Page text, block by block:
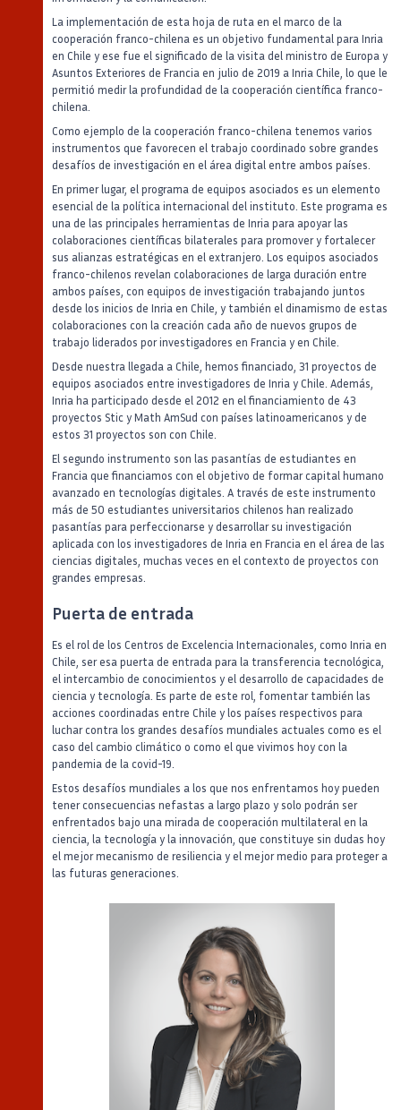
La implementación de esta hoja de ruta en el marco de la
cooperación franco-chilena es un objetivo fundamental para Inria
en Chile y ese fue el significado de la visita del ministro de Europa y
Asuntos Exteriores de Francia en julio de 2019 a Inria Chile, lo que le
permitió medir la profundidad de la cooperación científica franco-
chilena.
Como ejemplo de la cooperación franco-chilena tenemos varios
instrumentos que favorecen el trabajo coordinado sobre grandes
desafíos de investigación en el área digital entre ambos países.
En primer lugar, el programa de equipos asociados es un elemento
esencial de la política internacional del instituto. Este programa es
una de las principales herramientas de Inria para apoyar las
colaboraciones científicas bilaterales para promover y fortalecer
sus alianzas estratégicas en el extranjero. Los equipos asociados
franco-chilenos revelan colaboraciones de larga duración entre
ambos países, con equipos de investigación trabajando juntos
desde los inicios de Inria en Chile, y también el dinamismo de estas
colaboraciones con la creación cada año de nuevos grupos de
trabajo liderados por investigadores en Francia y en Chile.
Desde nuestra llegada a Chile, hemos financiado, 31 proyectos de
equipos asociados entre investigadores de Inria y Chile. Además,
Inria ha participado desde el 2012 en el financiamiento de 43
proyectos Stic y Math AmSud con países latinoamericanos y de
estos 31 proyectos son con Chile.
El segundo instrumento son las pasantías de estudiantes en
Francia que financiamos con el objetivo de formar capital humano
avanzado en tecnologías digitales. A través de este instrumento
más de 50 estudiantes universitarios chilenos han realizado
pasantías para perfeccionarse y desarrollar su investigación
aplicada con los investigadores de Inria en Francia en el área de las
ciencias digitales, muchas veces en el contexto de proyectos con
grandes empresas.
Puerta de entrada
Es el rol de los Centros de Excelencia Internacionales, como Inria en
Chile, ser esa puerta de entrada para la transferencia tecnológica,
el intercambio de conocimientos y el desarrollo de capacidades de
ciencia y tecnología. Es parte de este rol, fomentar también las
acciones coordinadas entre Chile y los países respectivos para
luchar contra los grandes desafíos mundiales actuales como es el
caso del cambio climático o como el que vivimos hoy con la
pandemia de la covid-19.
Estos desafíos mundiales a los que nos enfrentamos hoy pueden
tener consecuencias nefastas a largo plazo y solo podrán ser
enfrentados bajo una mirada de cooperación multilateral en la
ciencia, la tecnología y la innovación, que constituye sin dudas hoy
el mejor mecanismo de resiliencia y el mejor medio para proteger a
las futuras generaciones.